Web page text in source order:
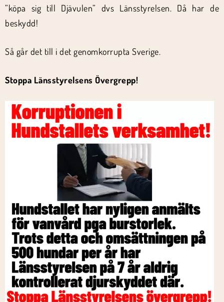
”köpa sig till Djävulen” dvs Länsstyrelsen. Då har de
beskydd!
Så går det till i det genomkorrupta Sverige.
Stoppa Länsstyrelsens Övergrepp!